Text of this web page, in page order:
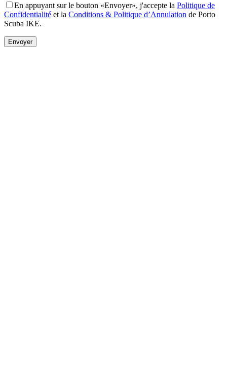
En appuyant sur le bouton «Envoyer», j'accepte la Politique de
Confidentialité et la Conditions & Politique d’Annulation de Porto
Scuba IKE.